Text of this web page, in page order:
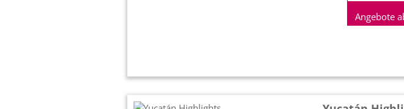
Angebote